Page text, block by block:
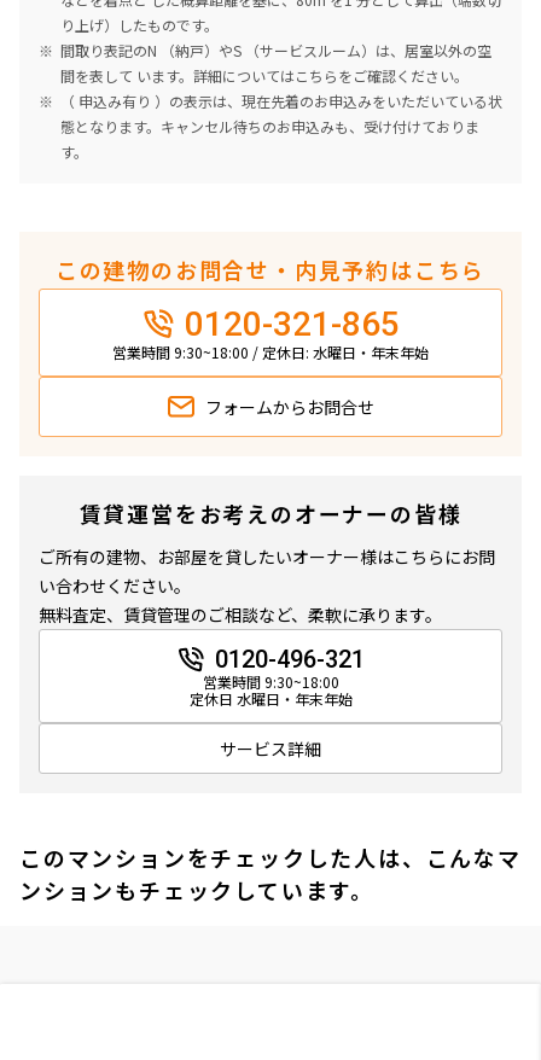
り上げ）したものです。
間取り表記のN （納戸）やS （サービスルーム）は、居室以外の空
間を表して います。詳細についてはこちらをご確認ください。
（ 申込み有り ）の表示は、現在先着のお申込みをいただいている状
態となります。キャンセル待ちのお申込みも、受け付けておりま
す。
この建物のお問合せ・内見予約はこちら
0120-321-865
営業時間 9:30~18:00 / 定休日: 水曜日・年末年始
フォームから お問合せ
賃貸運営をお考えのオーナーの皆様
ご所有の建物、お部屋を貸したいオーナー様はこちらにお問
い合わせください。
無料査定、賃貸管理のご相談など、柔軟に承ります。
0120-496-321
営業時間 9:30~18:00
定休日 水曜日・年末年始
サービス詳細
このマンションをチェックした人は、こんなマ
ンションもチェックしています。